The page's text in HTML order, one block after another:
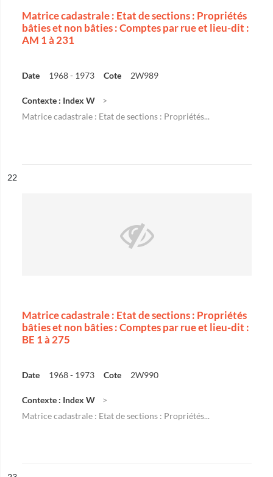
Matrice cadastrale : Etat de sections : Propriétés
bâties et non bâties : Comptes par rue et lieu-dit :
AM 1 à 231
Date 1968 - 1973 Cote 2W989
Contexte : Index W
Matrice cadastrale : Etat de sections : Propriétés...
n°
22
Matrice cadastrale : Etat de sections : Propriétés
bâties et non bâties : Comptes par rue et lieu-dit :
BE 1 à 275
Date 1968 - 1973 Cote 2W990
Contexte : Index W
Matrice cadastrale : Etat de sections : Propriétés...